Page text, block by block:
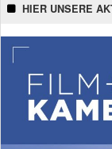
HIER UNSERE